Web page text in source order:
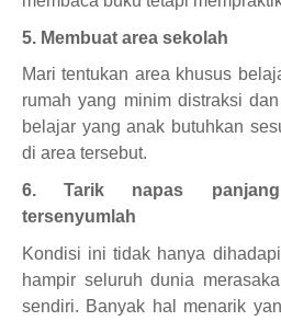
5. Membuat area sekolah
Mari tentukan area khusus
rumah yang minim distraksi
belajar yang anak butuhkan
di area tersebut.
6. Tarik napas
tersenyumlah
Kondisi ini tidak hanya
hampir seluruh dunia
sendiri. Banyak hal menarik